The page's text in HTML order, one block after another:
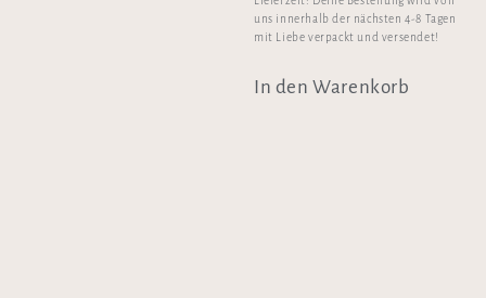
uns innerhalb der nächsten 4-8 Tagen
mit Liebe verpackt und versendet!
In den Warenkorb